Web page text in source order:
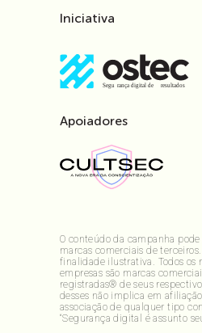
Iniciativa
Apoiadores
O conteúdo da campanha
marcas comerciais de
finalidade ilustrativa. Todos os
empresas são marcas
registradas® de seus
desses não implica em
associação de qualquer tipo
“Segurança digital é assunto